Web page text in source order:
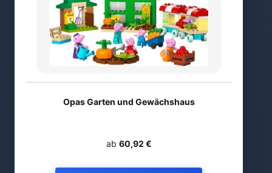
Opas Garten und Gewächshaus
ab 60,92 €